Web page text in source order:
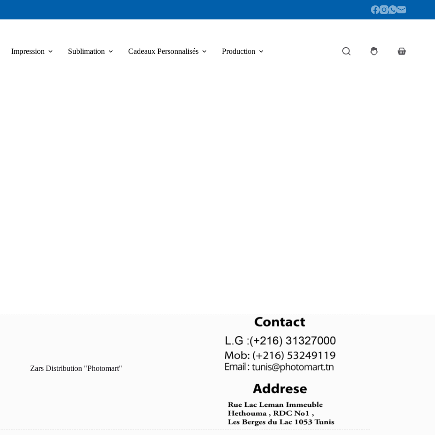
Impression Sublimation Cadeaux Personnalisés Production
Panier
Zars Distribution "Photomart"